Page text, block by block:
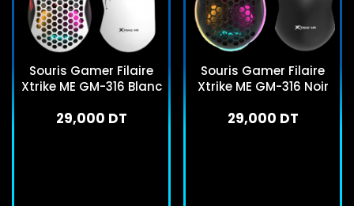
Souris Gamer Filaire
Xtrike ME GM-316 Blanc
29,000 DT
Souris Gamer Filaire
Xtrike ME GM-316 Noir
29,000 DT